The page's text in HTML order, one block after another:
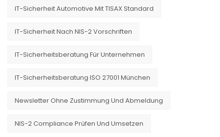
IT-Sicherheit Automotive Mit TISAX Standard
IT-Sicherheit Nach NIS-2 Vorschriften
IT-Sicherheitsberatung Für Unternehmen
IT-Sicherheitsberatung ISO 27001 München
Newsletter Ohne Zustimmung Und Abmeldung
NIS-2 Compliance Prüfen Und Umsetzen